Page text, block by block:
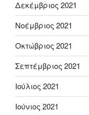
Δεκέμβριος 2021
Νοέμβριος 2021
Οκτώβριος 2021
Σεπτέμβριος 2021
Ιούλιος 2021
Ιούνιος 2021